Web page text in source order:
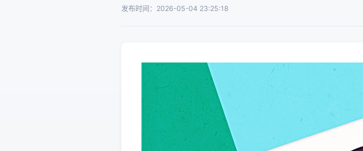
发布时间：2026-05-04 23:25:18